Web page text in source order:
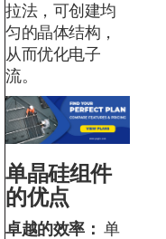
拉法，可创建均
匀的晶体结构，
从而优化电子
流。
单晶硅组件
的优点
卓越的效率： 单